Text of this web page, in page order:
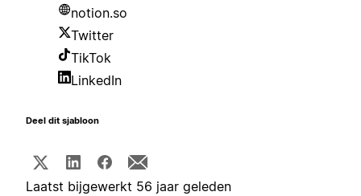
notion.so
Twitter
TikTok
LinkedIn
Deel dit sjabloon
Laatst bijgewerkt 56 jaar geleden